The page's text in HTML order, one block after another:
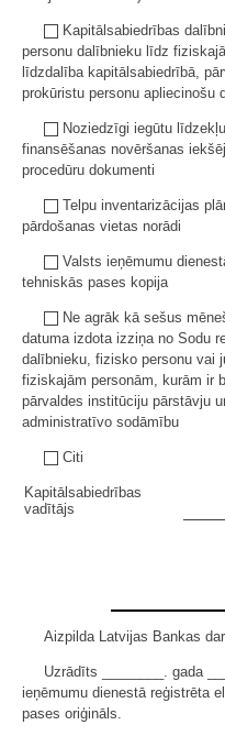
Kapitālsabiedrības
personu dalībnieku līdz
līdzdalība kapitālsabiedrībā,
prokūristu personu apliecinošu
Noziedzīgi iegūtu
finansēšanas novēršanas
procedūru dokumenti
Telpu inventarizācijas
pārdošanas vietas norādi
Valsts ieņēmumu
tehniskās pases kopija
Ne agrāk kā sešus
datuma izdota izziņa no Sodu
dalībnieku, fizisko personu vai
fiziskajām personām, kurām ir
pārvaldes institūciju pārstāvju
administratīvo sodāmību
Citi
Kapitālsabiedrības
vadītājs
Aizpilda Latvijas Bankas
Uzrādīts ________. gada
ieņēmumu dienestā reģistrēta
pases oriģināls.